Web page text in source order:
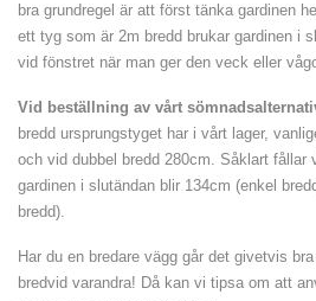
bra grundregel är att först tänka gardinen
ett tyg som är 2m bredd brukar gardinen i
vid fönstret när man ger den veck eller
Vid beställning av vårt
bredd ursprungstyget har i vårt lager,
och vid dubbel bredd 280cm. Såklart fållar
gardinen i slutändan blir 134cm (enkel
bredd).
Har du en bredare vägg går det givetvis
bredvid varandra! Då kan vi tipsa om att